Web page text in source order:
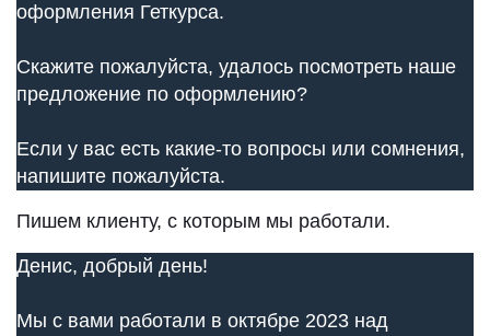
оформления Геткурса.
Скажите пожалуйста, удалось посмотреть наше
предложение по оформлению?
Если у вас есть какие-то вопросы или сомнения,
напишите пожалуйста.
Пишем клиенту, с которым мы работали.
Денис, добрый день!
Мы с вами работали в октябре 2023 над